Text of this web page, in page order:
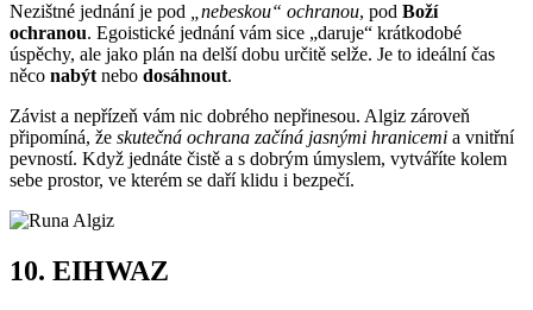
Nezištné jednání je pod „nebeskou“ ochranou, pod Boží
ochranou. Egoistické jednání vám sice „daruje“ krátkodobé
úspěchy, ale jako plán na delší dobu určitě selže. Je to ideální čas
něco nabýtnebo dosáhnout.
Závist a nepřízeň vám nic dobrého nepřinesou. Algiz zároveň
připomíná, že skutečná ochrana začíná jasnými hranicemi a vnitřní
pevností. Když jednáte čistě a s dobrým úmyslem, vytváříte kolem
sebe prostor, ve kterém se daří klidu i bezpečí.
10. EIHWAZ